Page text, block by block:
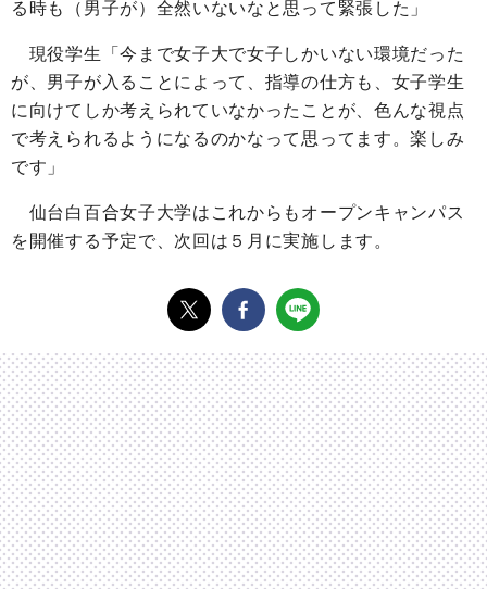
る時も（男子が）全然いないなと思って緊張した」
現役学生「今まで女子大で女子しかいない環境だった
が、男子が入ることによって、指導の仕方も、女子学生
に向けてしか考えられていなかったことが、色んな視点
で考えられるようになるのかなって思ってます。楽しみ
です」
仙台白百合女子大学はこれからもオープンキャンパス
を開催する予定で、次回は５月に実施します。